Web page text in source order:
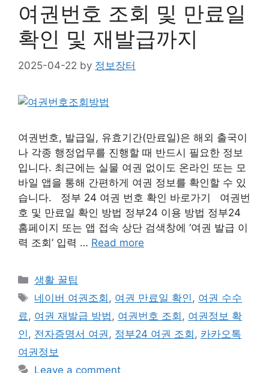
여권번호 조회 및 만료일
확인 및 재발급까지
2025-04-22 by 정보장터
여권번호, 발급일, 유효기간(만료일)은 해외 출국이
나 각종 행정업무를 진행할 때 반드시 필요한 정보
입니다. 최근에는 실물 여권 없이도 온라인 또는 모
바일 앱을 통해 간편하게 여권 정보를 확인할 수 있
습니다. 정부 24 여권 번호 확인 바로가기 여권번
호 및 만료일 확인 방법 정부24 이용 방법 정부24
홈페이지 또는 앱 접속 상단 검색창에 ‘여권 발급 이
력 조회’ 입력 … Read more
Categories
생활 꿀팁
Tags
네이버 여권조회 , 여권 만료일 확인 , 여권 수수
료 , 여권 재발급 방법 , 여권번호 조회 , 여권정보 확
인 , 전자증명서 여권 , 정부24 여권 조회 , 카카오톡
여권정보
Leave a comment